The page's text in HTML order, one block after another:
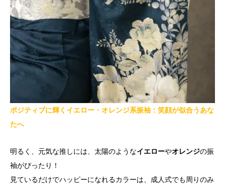
ポジティブに輝くイエロー・オレンジ系振袖：笑顔が似合うあな
たへ
明るく、元気な推しには、太陽のようなイエローやオレンジの振
袖がぴったり！
見ているだけでハッピーになれるカラーは、成人式でも周りのみ